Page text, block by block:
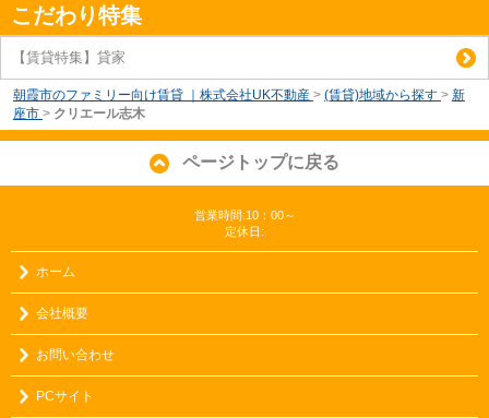
こだわり特集
【賃貸特集】貸家
朝霞市のファミリー向け賃貸 ｜株式会社UK不動産 > (賃貸)地域から探す > 新
座市 > クリエール志木
ページトップに戻る
営業時間:10：00～
定休日:
ホーム
会社概要
お問い合わせ
PCサイト